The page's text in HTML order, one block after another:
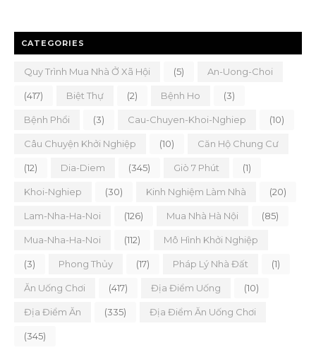
CATEGORIES
Quy Trình Mua Nhà Ở Xã Hội (5) An-Uong-Choi
(417) Biệt Thự (2) Bệnh Ho (3)
Bệnh Phổi (3) Cau-Chuyen-Khoi-Nghiep (10)
Câu Chuyện Khởi Nghiệp (10) Căn Hộ Chung Cư
(12) Dia-Diem (345) Giò 7 Phút (1)
Khoi-Nghiep (30) Kinh Nghiệm Làm Nhà (20)
Lam-Nha-Ha-Noi (126) Mua Nhà Hà Nội (85)
Mua-Nha-Ha-Noi (112) Mô Hình Khởi Nghiệp
(3) Phong Thủy (17) Pháp Lý Nhà Đất (1)
Ăn Uống Chơi (417) Địa Điểm Uống (10)
Địa Điểm Ăn (335) Địa Điểm Ăn Uống Chơi
(345)